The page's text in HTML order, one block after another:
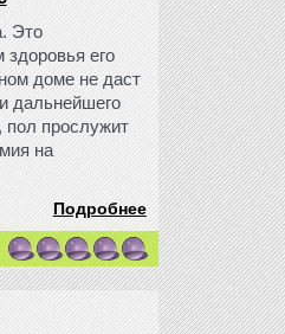
Это
здоровья его
доме не даст
дальнейшего
пол прослужит
на
Подробнее